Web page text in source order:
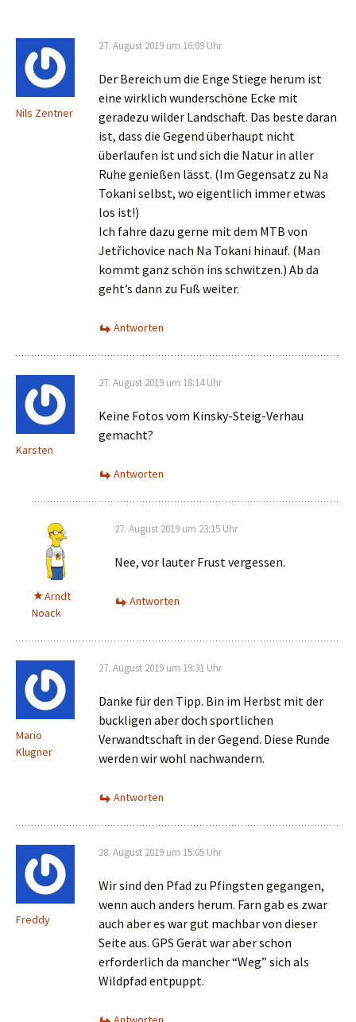
Nils Zentner
27. August 2019 um 16:09 Uhr
Der Bereich um die Enge Stiege herum ist
eine wirklich wunderschöne Ecke mit
geradezu wilder Landschaft. Das beste daran
ist, dass die Gegend überhaupt nicht
überlaufen ist und sich die Natur in aller
Ruhe genießen lässt. (Im Gegensatz zu Na
Tokani selbst, wo eigentlich immer etwas
los ist!)
Ich fahre dazu gerne mit dem MTB von
Jetřichovice nach Na Tokani hinauf. (Man
kommt ganz schön ins schwitzen.) Ab da
geht’s dann zu Fuß weiter.
Antworten
Karsten
27. August 2019 um 18:14 Uhr
Keine Fotos vom Kinsky-Steig-Verhau
gemacht?
Antworten
Arndt
Noack
27. August 2019 um 23:15 Uhr
Nee, vor lauter Frust vergessen.
Antworten
Mario
Klugner
27. August 2019 um 19:31 Uhr
Danke für den Tipp. Bin im Herbst mit der
buckligen aber doch sportlichen
Verwandtschaft in der Gegend. Diese Runde
werden wir wohl nachwandern.
Antworten
Freddy
28. August 2019 um 15:05 Uhr
Wir sind den Pfad zu Pfingsten gegangen,
wenn auch anders herum. Farn gab es zwar
auch aber es war gut machbar von dieser
Seite aus. GPS Gerät war aber schon
erforderlich da mancher “Weg” sich als
Wildpfad entpuppt.